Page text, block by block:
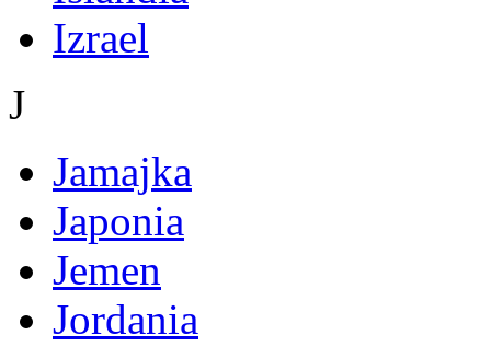
Izrael
J
Jamajka
Japonia
Jemen
Jordania